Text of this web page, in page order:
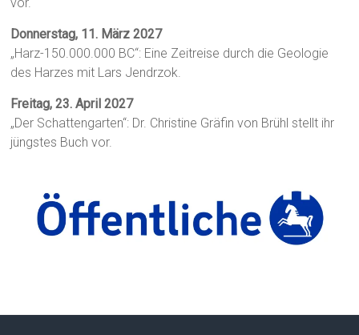
Donnerstag, 11. März 2027
„Harz-150.000.000 BC“: Eine Zeitreise durch die Geologie
des Harzes mit Lars Jendrzok.
Freitag, 23. April 2027
„Der Schattengarten“: Dr. Christine Gräfin von Brühl stellt ihr
jüngstes Buch vor.